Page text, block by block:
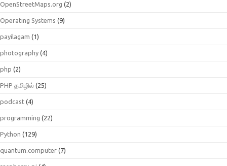
OpenStreetMaps.org (2)
Operating Systems (9)
payilagam (1)
photography (4)
php (2)
PHP தமிழில் (25)
podcast (4)
programming (22)
Python (129)
quantum.computer (7)